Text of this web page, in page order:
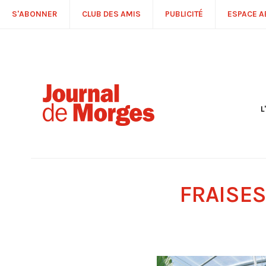
S'ABONNER CLUB DES AMIS PUBLICITÉ ESPACE